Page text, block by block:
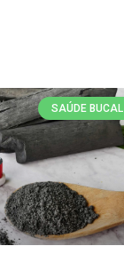
SAÚDE BUCAL